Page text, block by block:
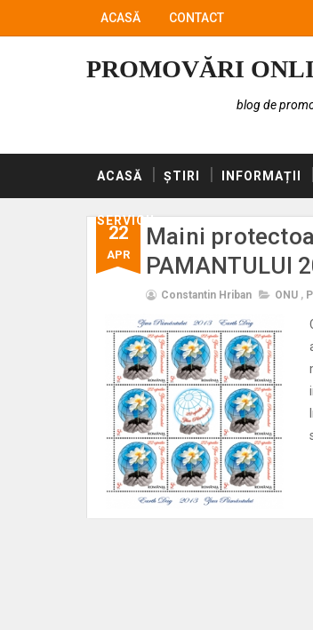
ACASĂ CONTACT
PROMOVĂRI
blog de
ACASĂ ȘTIRI INFORMAȚII
SERVICII
22
APR
Maini
PAMANTULUI
Constantin Hriban ONU ,